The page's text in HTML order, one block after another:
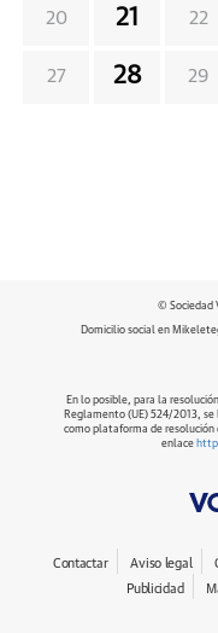
20 21 22
27 28 29
© Sociedad
Domicilio social en
En lo posible, para la
Reglamento (UE) 524/2013, se
como plataforma de resolución
enlace
Contactar Aviso legal
Publicidad